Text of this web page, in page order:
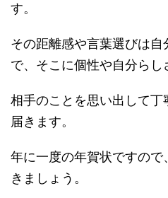
す。
その距離感や言葉選びは
で、そこに個性や自分らし
相手のことを思い出して
届きます。
年に一度の年賀状ですの
きましょう。